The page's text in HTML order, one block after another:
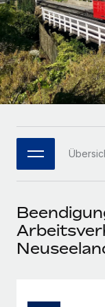
Remote
Nahtlose
Plattform
Integrierte
MCP
Tools
Hilfe von
Mittelstand
vergrößern
Enterprise
Globale HR
PARTNER
Flexible
Partner
Entdecke
LERNEN MIT
Forschung und
Fallstudien
HR-Glossar
Bibliothek für
Webinare
Events
Newsroom
Español
Italiano
Português
한국어